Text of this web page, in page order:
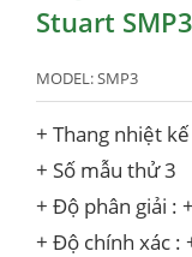
Stuart SMP3
MODEL:SMP3
+ Thang nhiệt
+ Số mẫu thử 3
+ Độ phân giải :
+ Độ chính xác :